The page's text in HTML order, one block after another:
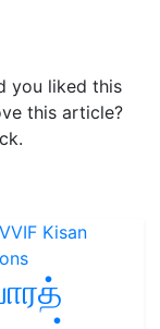
you liked this
this article?